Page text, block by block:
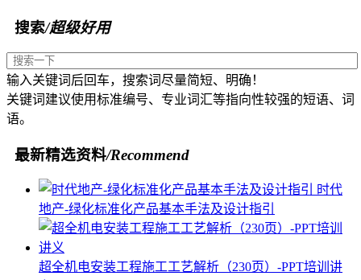
搜索/超级好用
输入关键词后回车，搜索词尽量简短、明确！
关键词建议使用标准编号、专业词汇等指向性较强的短语、词
语。
最新精选资料/Recommend
时代
地产-绿化标准化产品基本手法及设计指引
超全机电安装工程施工工艺解析（230页）-PPT培训讲